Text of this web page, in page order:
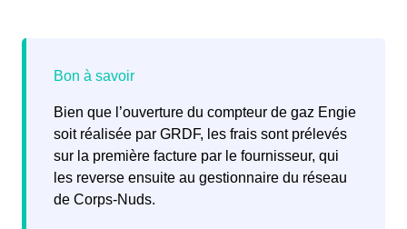
Si le gaz n’a pas été coupé, la venue d’un technicien
prévenir rapidement le fournisseur de son arrivée dans
frais pour la consommation d’énergie de l’ancien
locataire.
Bien que l’ouverture du compteur de gaz Engie
soit réalisée par GRDF, les frais sont prélevés
sur la première facture par le fournisseur, qui
les reverse ensuite au gestionnaire du réseau
de Corps-Nuds.